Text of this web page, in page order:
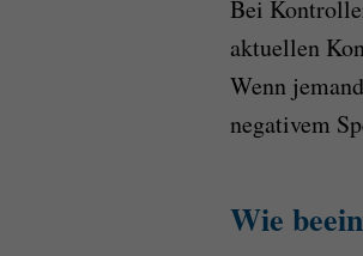
Bei
aktuellen
Wenn
negativem
Wie